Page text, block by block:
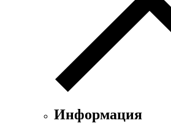
Информация